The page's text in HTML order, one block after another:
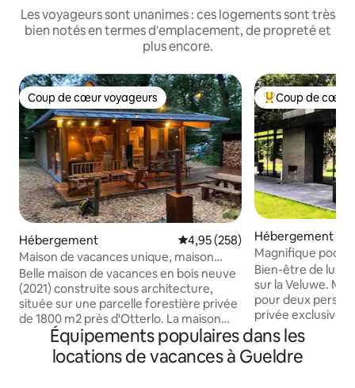
Les voyageurs sont unanimes : ces logements sont très
bien notés en termes d'emplacement, de propreté et
plus encore.
Coup de cœur voyageurs
Coup de cœur voyageurs
Hébergement Évaluation moyenne sur la
4,95 (258)
Maison de vacances unique, maison
forestière Otterlo
Belle maison de vacances en bois neuve
(2021) construite sous architecture,
située sur une parcelle forestière privée
de 1800 m2 près d'Otterlo. La maison
dispose d'un beau jardin, d'une terrasse,
d'un poêle extérieur, d'un barbecue et
d'un HOTTUB (pas de jacuzzi) Au rez-de-
Coups de cœur
Coup de cœur
Hébergement
Magnifique pool
couverte
Bien-être de luxe
sur la Veluwe.
pour deux
privée exclusive
des douches,
privative et d'un
privée et cuisine
Équipements populaires dans les
locations de vacances à Gueldre